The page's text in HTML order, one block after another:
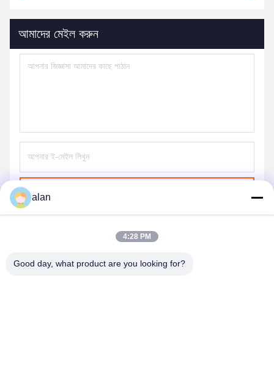
আমাদের মেইল ​​করুন
alan
4:28 PM
Good day, what product are you looking for?